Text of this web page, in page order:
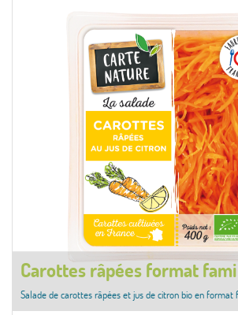
Carottes râpées format
Salade de carottes râpées et jus de citron bio en format